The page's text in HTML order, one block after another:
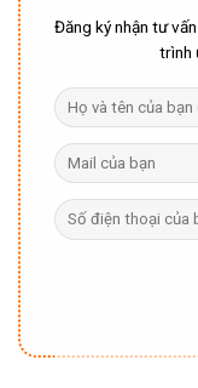
Đăng ký nhận tư
trình